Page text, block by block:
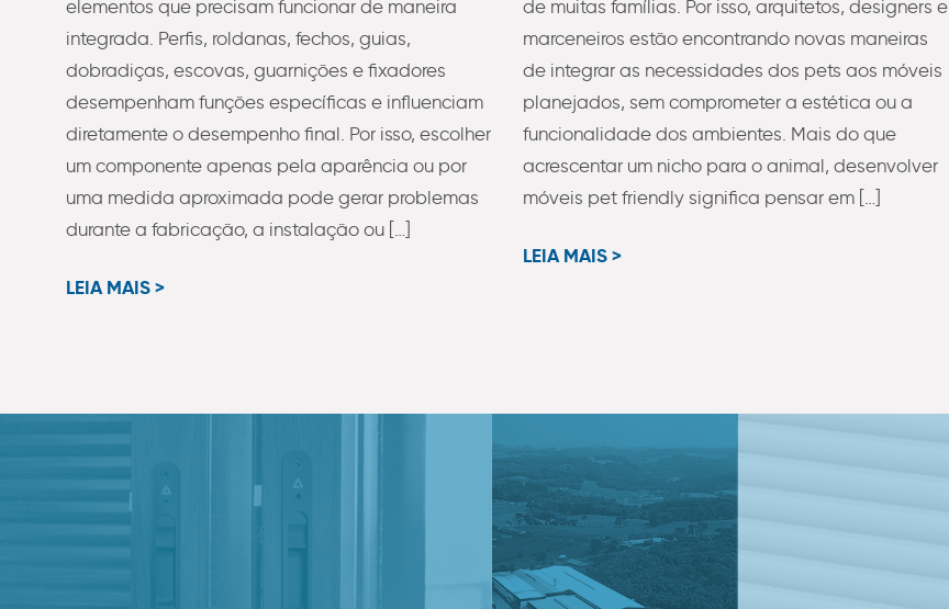
elementos que precisam funcionar de maneira
integrada. Perfis, roldanas, fechos, guias,
dobradiças, escovas, guarnições e fixadores
desempenham funções específicas e influenciam
diretamente o desempenho final. Por isso, escolher
um componente apenas pela aparência ou por
uma medida aproximada pode gerar problemas
durante a fabricação, a instalação ou […]
LEIA MAIS >
de muitas famílias. Por isso, arquitetos, designers e
marceneiros estão encontrando novas maneiras
de integrar as necessidades dos pets aos móveis
planejados, sem comprometer a estética ou a
funcionalidade dos ambientes. Mais do que
acrescentar um nicho para o animal, desenvolver
móveis pet friendly significa pensar em […]
LEIA MAIS >